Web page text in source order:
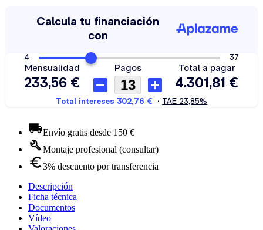
Envío gratis desde 150 €
Montaje profesional (consultar)
3% descuento por transferencia
Descripción
Ficha técnica
Documentos
Vídeo